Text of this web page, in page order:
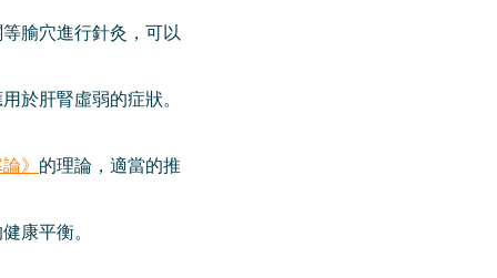
腧穴進行針灸，可以
於肝腎虛弱的症狀。
》 的理論，適當的推
康平衡。